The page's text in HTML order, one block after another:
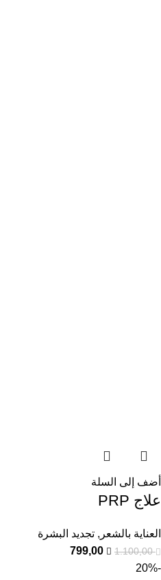
أضف إلى السلة
علاج PRP
العناية بالشعر , تجديد البشرة
1.100,00
799,00
-20%